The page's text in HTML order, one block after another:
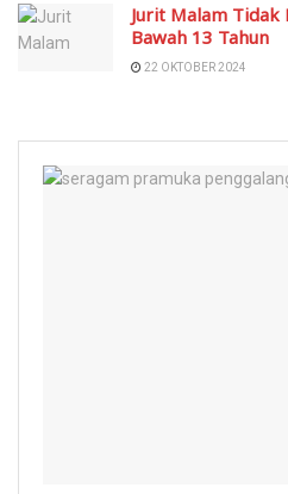
Jurit Malam
Bawah 13 Tahun
22 OKTOBER 2024